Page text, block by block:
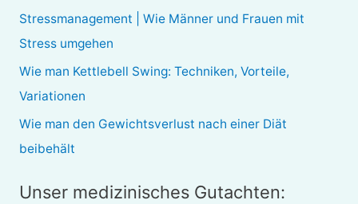
Stressmanagement | Wie Männer und Frauen mit
Stress umgehen
Wie man Kettlebell Swing: Techniken, Vorteile,
Variationen
Wie man den Gewichtsverlust nach einer Diät
beibehält
Unser medizinisches Gutachten: